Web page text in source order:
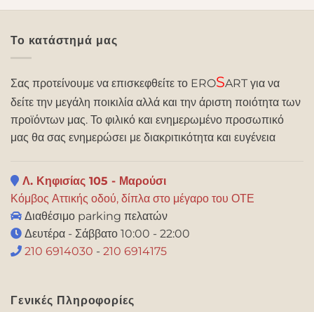
Το κατάστημά μας
Σας προτείνουμε να επισκεφθείτε το EROSART για να
δείτε την μεγάλη ποικιλία αλλά και την άριστη ποιότητα των
προϊόντων μας. Το φιλικό και ενημερωμένο προσωπικό
μας θα σας ενημερώσει με διακριτικότητα και ευγένεια
Λ. Κηφισίας 105 - Μαρούσι
Κόμβος Αττικής οδού, δίπλα στο μέγαρο του ΟΤΕ
Διαθέσιμο parking πελατών
Δευτέρα - Σάββατο 10:00 - 22:00
210 6914030 - 210 6914175
Γενικές Πληροφορίες